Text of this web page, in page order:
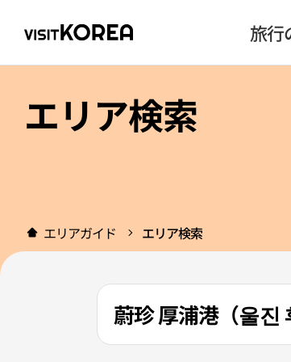
旅行
エリア検索
エリアガイド エリア検索
蔚珍 厚浦港（울진